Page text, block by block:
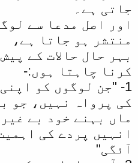
جاتی ہے۔
اور اصل مدعا سے
منتشر ہو جاتا ہے،
بہر حال حالات کے
کرنا چاہتا ہوں:-
1- "جن لوگوں کو
کی پرواہ نہیں، جو
ماں بہنے خود بے
انہیں پردے کی
آئگی"